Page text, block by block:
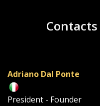
Adriano Dal Ponte
President - Founder